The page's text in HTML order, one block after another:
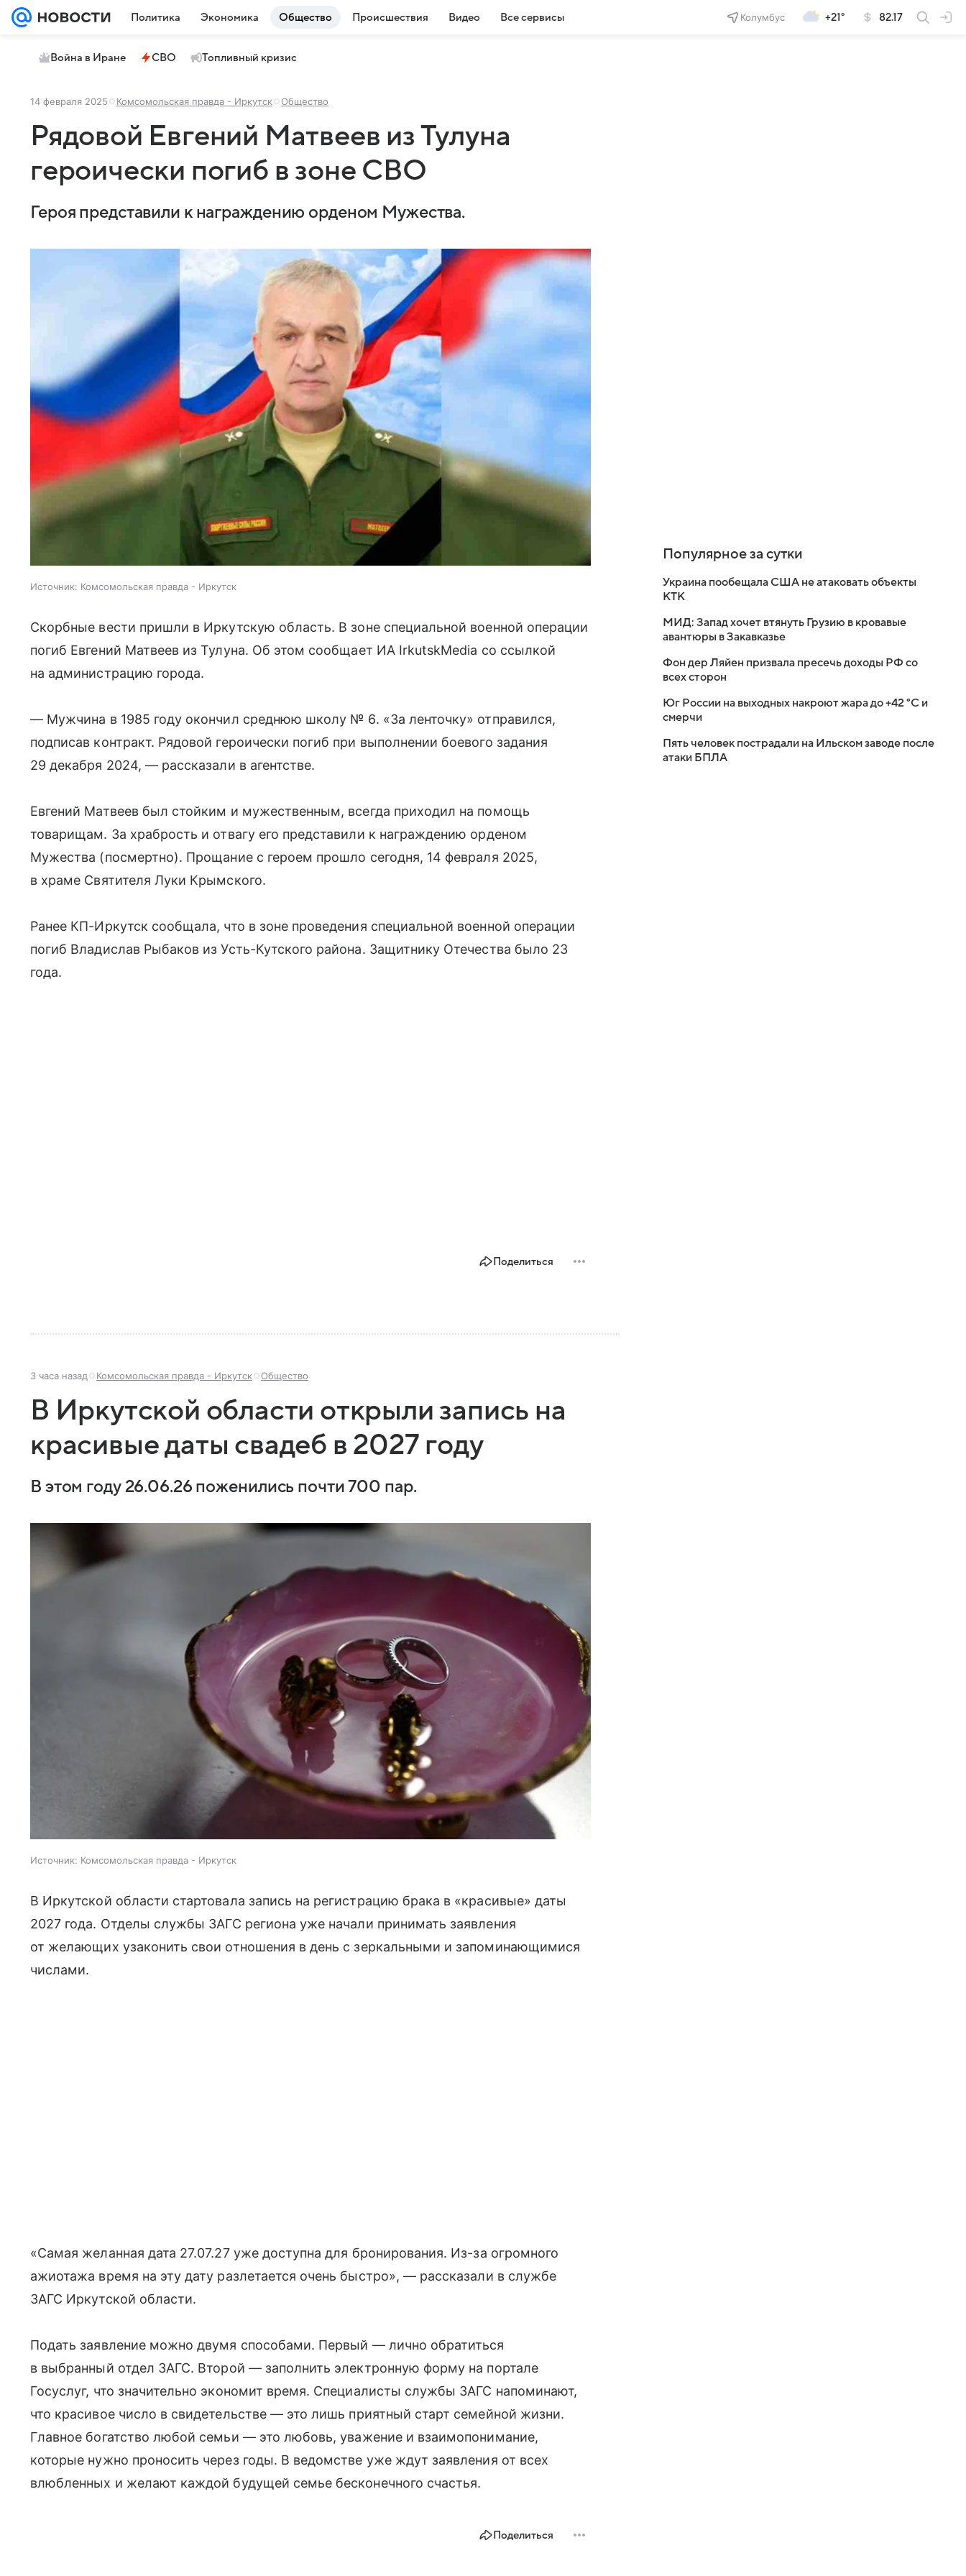
Политика Экономика Общество Происшествия Видео Все сервисы Колумбус +21° 82.17
Война в Иране СВО Топливный кризис
14 февраля 2025 Комсомольская правда - Иркутск Общество
Рядовой Евгений Матвеев из Тулуна
героически погиб в зоне СВО
Героя представили к награждению орденом Мужества.
Источник: Комсомольская правда - Иркутск
Скорбные вести пришли в Иркутскую область. В зоне специальной военной операции
погиб Евгений Матвеев из Тулуна. Об этом сообщает ИА IrkutskMedia со ссылкой
на администрацию города.
— Мужчина в 1985 году окончил среднюю школу № 6. «За ленточку» отправился,
подписав контракт. Рядовой героически погиб при выполнении боевого задания
29 декабря 2024, — рассказали в агентстве.
Евгений Матвеев был стойким и мужественным, всегда приходил на помощь
товарищам. За храбрость и отвагу его представили к награждению орденом
Мужества (посмертно). Прощание с героем прошло сегодня, 14 февраля 2025,
в храме Святителя Луки Крымского.
Ранее КП-Иркутск сообщала, что в зоне проведения специальной военной операции
погиб Владислав Рыбаков из Усть-Кутского района. Защитнику Отечества было 23
года.
Поделиться
3 часа назад Комсомольская правда - Иркутск Общество
В Иркутской области открыли запись на
красивые даты свадеб в 2027 году
В этом году 26.06.26 поженились почти 700 пар.
Источник: Комсомольская правда - Иркутск
В Иркутской области стартовала запись на регистрацию брака в «красивые» даты
2027 года. Отделы службы ЗАГС региона уже начали принимать заявления
от желающих узаконить свои отношения в день с зеркальными и запоминающимися
числами.
«Самая желанная дата 27.07.27 уже доступна для бронирования. Из-за огромного
ажиотажа время на эту дату разлетается очень быстро», — рассказали в службе
ЗАГС Иркутской области.
Подать заявление можно двумя способами. Первый — лично обратиться
в выбранный отдел ЗАГС. Второй — заполнить электронную форму на портале
Госуслуг, что значительно экономит время. Специалисты службы ЗАГС напоминают,
что красивое число в свидетельстве — это лишь приятный старт семейной жизни.
Главное богатство любой семьи — это любовь, уважение и взаимопонимание,
которые нужно проносить через годы. В ведомстве уже ждут заявления от всех
влюбленных и желают каждой будущей семье бесконечного счастья.
Поделиться
Популярное за сутки
Украина пообещала США не атаковать объекты
КТК
МИД: Запад хочет втянуть Грузию в кровавые
авантюры в Закавказье
Фон дер Ляйен призвала пресечь доходы РФ со
всех сторон
Юг России на выходных накроют жара до +42 °C и
смерчи
Пять человек пострадали на Ильском заводе после
атаки БПЛА